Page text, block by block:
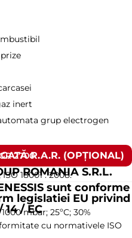
inert
grup electrogen
R.A.R. (OPȚIONAL)
2700
ROMANIA S.R.L.
18001 : 2008.
sunt conforme
legislatiei EU privind
/ EC
mbar; 25ºC; 30%
cu normativele ISO